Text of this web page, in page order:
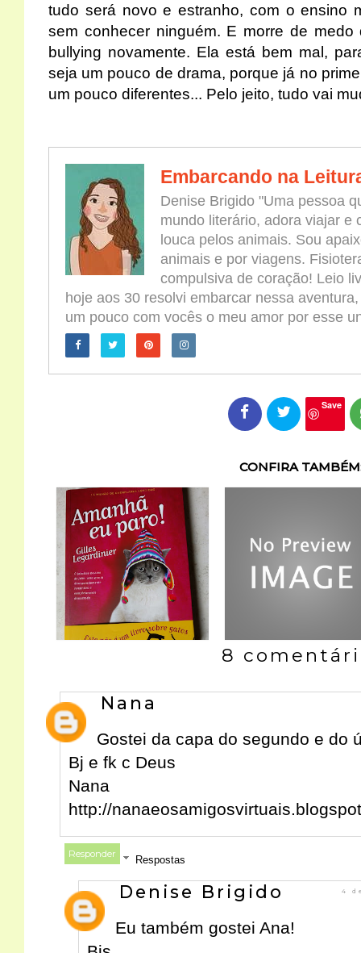
tudo será novo e estranho, com o ensino
sem conhecer ninguém. E morre de
bullying novamente. Ela está bem mal,
seja um pouco de drama, porque já no
um pouco diferentes... Pelo jeito, tudo vai
Embarcando na
Denise Brigido "Uma pessoa
mundo literário, adora viajar e
louca pelos animais. Sou
animais e por viagens.
compulsiva de coração! Leio
hoje aos 30 resolvi embarcar nessa
um pouco com vocês o meu amor por esse
Save
CONFIRA
8
Nana
Gostei da capa do segundo e do
Bj e fk c Deus
Nana
http://
Responder
Respostas
Denise Brigido 4
Eu também gostei Ana!